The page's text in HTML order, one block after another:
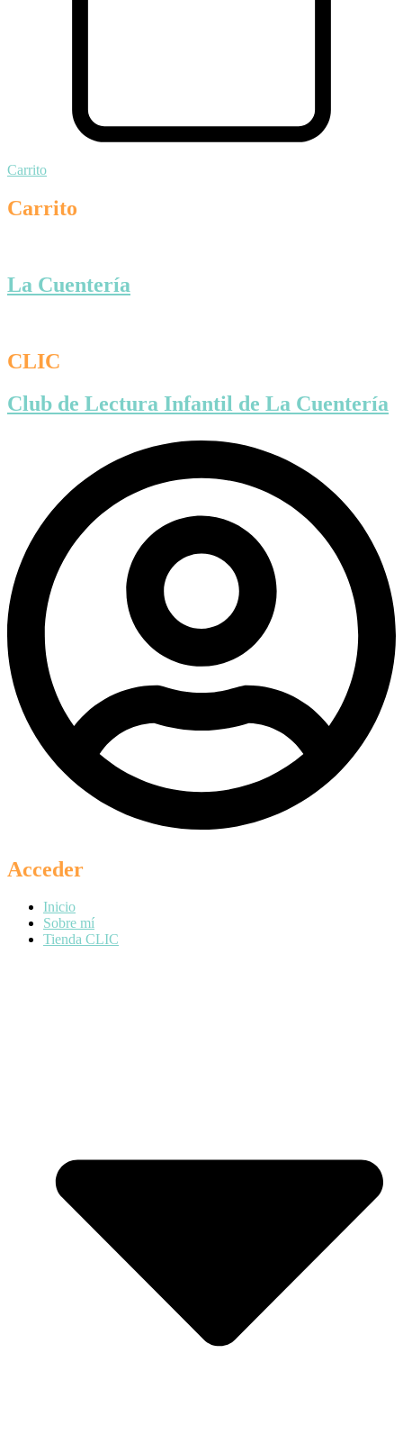
Carrito
Carrito
La Cuentería
CLIC
Club de Lectura Infantil de La Cuentería
Acceder
Inicio
Sobre mí
Tienda CLIC